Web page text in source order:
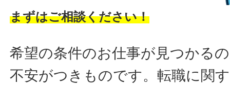
まずはご相談ください！
希望の条件のお仕事が見つかる
不安がつきものです。転職に関